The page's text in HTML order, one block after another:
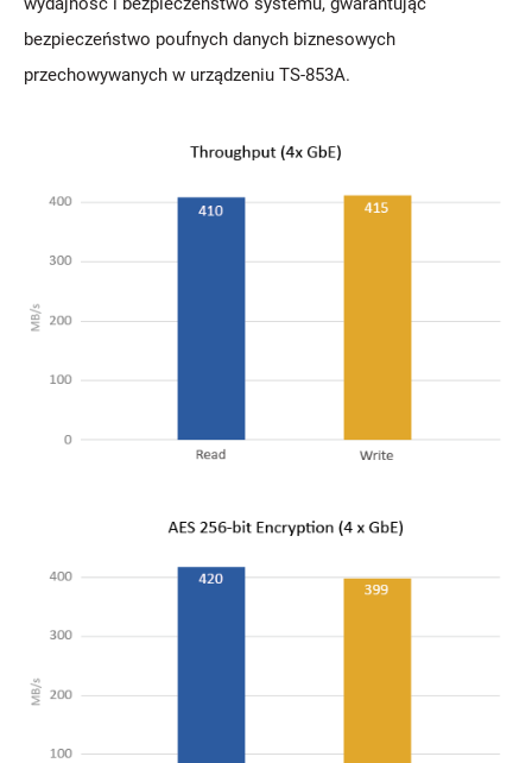
bezpieczeństwo poufnych danych biznesowych
przechowywanych w urządzeniu TS-853A.